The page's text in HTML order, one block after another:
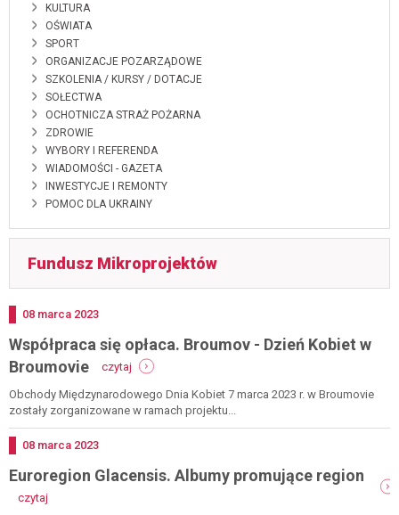
KULTURA
OŚWIATA
SPORT
ORGANIZACJE POZARZĄDOWE
SZKOLENIA / KURSY / DOTACJE
SOŁECTWA
OCHOTNICZA STRAŻ POŻARNA
ZDROWIE
WYBORY I REFERENDA
WIADOMOŚCI - GAZETA
INWESTYCJE I REMONTY
POMOC DLA UKRAINY
Fundusz Mikroprojektów
Dodano
08 marca 2023
Współpraca się opłaca. Broumov - Dzień Kobiet w
Broumovie
czytaj
współpraca
się
opłaca.
kobiet
Obchody Międzynarodowego Dnia Kobiet 7 marca 2023 r. w Broumovie
zostały zorganizowane w ramach projektu...
Dodano
08 marca 2023
Euroregion Glacensis. Albumy promujące region
czytaj